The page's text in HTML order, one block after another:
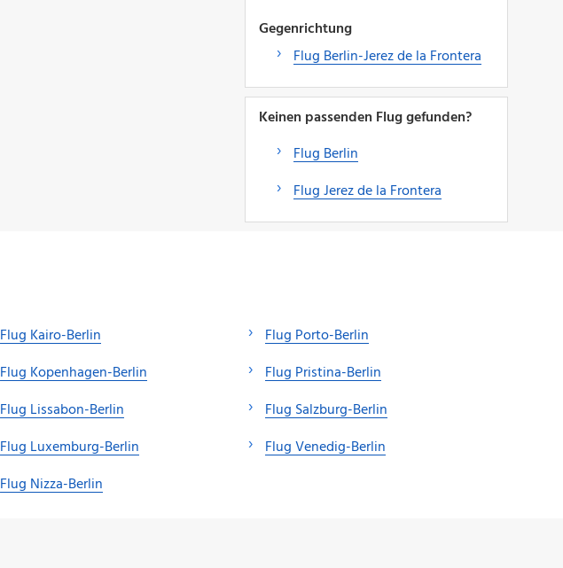
Gegenrichtung
Flug Berlin-Jerez de la Frontera
Keinen passenden Flug gefunden?
Flug Berlin
Flug Jerez de la Frontera
Flug Kairo-Berlin
Flug Kopenhagen-Berlin
Flug Lissabon-Berlin
Flug Luxemburg-Berlin
Flug Nizza-Berlin
Flug Porto-Berlin
Flug Pristina-Berlin
Flug Salzburg-Berlin
Flug Venedig-Berlin